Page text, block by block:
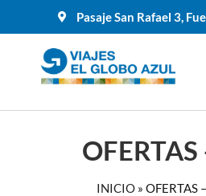
Pasaje San Rafael 3,
INICIO » OFERTAS